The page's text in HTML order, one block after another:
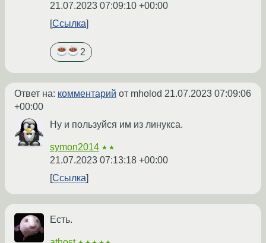
21.07.2023 07:09:10 +00:00
Ссылка
2
Ответ на: комментарий от mholod 21.07.2023 07:09:06
+00:00
Ну и пользуйся им из линукса.
symon2014 ★★
21.07.2023 07:13:18 +00:00
Ссылка
Есть.